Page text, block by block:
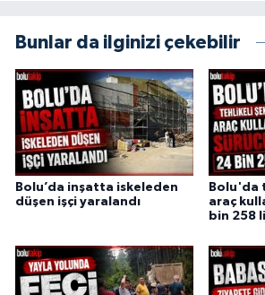
Bunlar da ilginizi çekebilir
Bolu’da inşatta iskeleden
düşen işçi yaralandı
Bolu'da
araç
bin 258